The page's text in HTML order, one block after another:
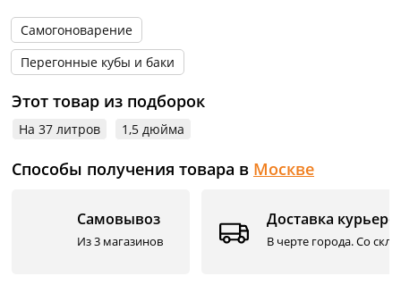
Самогоноварение
Перегонные кубы и баки
Этот товар из подборок
На 37 литров 1,5 дюйма
Способы получения товара в Москве
Самовывоз
Из 3 магазинов
Доставка
В черте города. Со